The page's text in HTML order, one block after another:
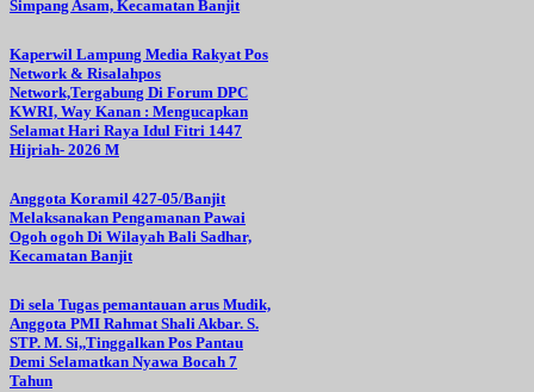
Simpang Asam, Kecamatan Banjit
Kaperwil Lampung Media Rakyat Pos
Network & Risalahpos
Network,Tergabung Di Forum DPC
KWRI, Way Kanan : Mengucapkan
Selamat Hari Raya Idul Fitri 1447
Hijriah- 2026 M
Anggota Koramil 427-05/Banjit
Melaksanakan Pengamanan Pawai
Ogoh ogoh Di Wilayah Bali Sadhar,
Kecamatan Banjit
Di sela Tugas pemantauan arus Mudik,
Anggota PMI Rahmat Shali Akbar. S.
STP. M. Si,,Tinggalkan Pos Pantau
Demi Selamatkan Nyawa Bocah 7
Tahun